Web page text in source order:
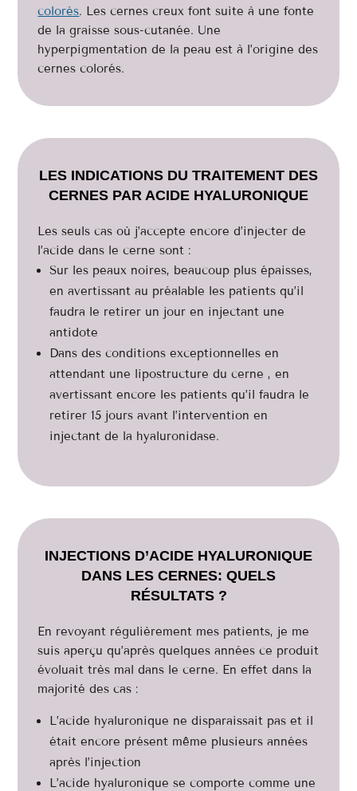
colorés. Les cernes creux font suite à une fonte
de la graisse sous-cutanée. Une
hyperpigmentation de la peau est à l’origine des
cernes colorés.
LES INDICATIONS DU TRAITEMENT DES
CERNES PAR ACIDE HYALURONIQUE
Les seuls cas où j’accepte encore d’injecter de
l’acide dans le cerne sont :
Sur les peaux noires, beaucoup plus épaisses,
en avertissant au préalable les patients qu’il
faudra le retirer un jour en injectant une
antidote
Dans des conditions exceptionnelles en
attendant une lipostructure du cerne , en
avertissant encore les patients qu’il faudra le
retirer 15 jours avant l’intervention en
injectant de la hyaluronidase.
INJECTIONS D’ACIDE HYALURONIQUE
DANS LES CERNES: QUELS
RÉSULTATS ?
En revoyant régulièrement mes patients, je me
suis aperçu qu’après quelques années ce produit
évoluait très mal dans le cerne. En effet dans la
majorité des cas :
L’acide hyaluronique ne disparaissait pas et il
était encore présent même plusieurs années
après l’injection
L’acide hyaluronique se comporte comme une